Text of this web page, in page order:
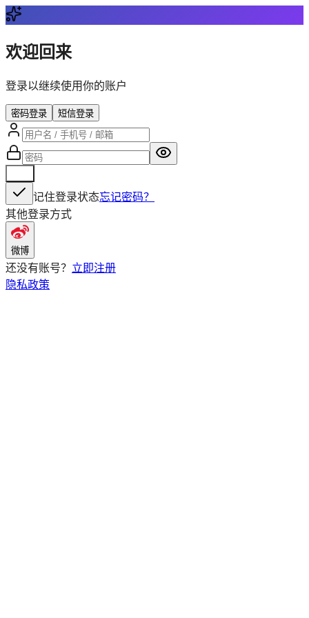
欢迎回来
登录以继续使用你的账户
密码登录 短信登录
记住登录状态忘记密码？
其他登录方式
微博
还没有账号？ 立即注册
隐私政策